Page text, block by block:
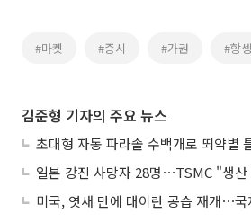
#마켓 #증시 #가권 #항셍
김준형 기자의 주요 뉴스
미국, 엿새 만에 대이란 공습 재개⋯국